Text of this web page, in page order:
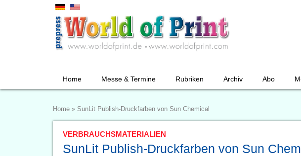
Home Messe & Termine Rubriken Archiv Abo
Home » SunLit Publish-Druckfarben von Sun Chemical
VERBRAUCHSMATERIALIEN
SunLit Publish-Druckfarben von Sun